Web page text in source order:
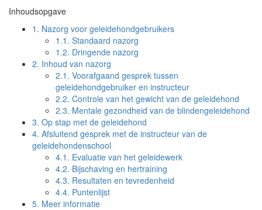
Inhoudsopgave
1. Nazorg voor geleidehondgebruikers
1.1. Standaard nazorg
1.2. Dringende nazorg
2. Inhoud van nazorg
2.1. Voorafgaand gesprek tussen
geleidehondgebruiker en instructeur
2.2. Controle van het gewicht van de geleidehond
2.3. Mentale gezondheid van de blindengeleidehond
3. Op stap met de geleidehond
4. Afsluitend gesprek met de instructeur van de
geleidehondenschool
4.1. Evaluatie van het geleidewerk
4.2. Bijschaving en hertraining
4.3. Resultaten en tevredenheid
4.4. Puntenlijst
5. Meer informatie